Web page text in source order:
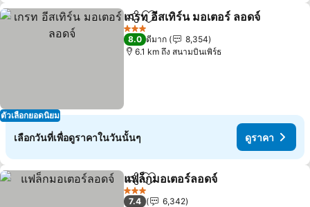
ตัวเลือกยอดนิยม
แชร์ เพิ่มในรายการโปรด
เกรท อีสเทิร์น มอเตอร์ ลอดจ์
3 ดาว
8.0 ดีมาก
8,354
6.1 km ถึง สนามบินเพิร์ธ
เลือกวันที่เพื่อดูราคาในวันนั้นๆ ดูราคา
แชร์ เพิ่มในรายการโปรด
แฟล็กมอเตอร์ลอดจ์
3 ดาว
7.4
6,342